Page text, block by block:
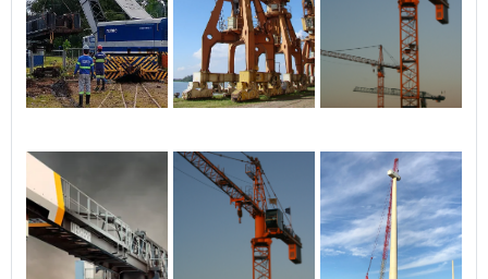
setores. A empresa se
destaca por frota moderna,
equipe certificada,
atendimento técnico
normas.